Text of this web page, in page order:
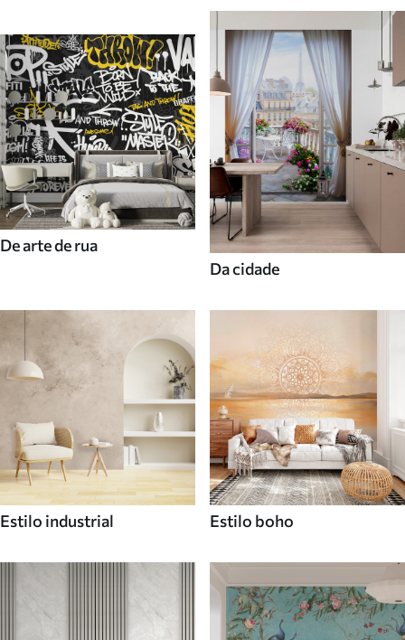
De arte de rua
Da cidade
Estilo industrial Estilo boho